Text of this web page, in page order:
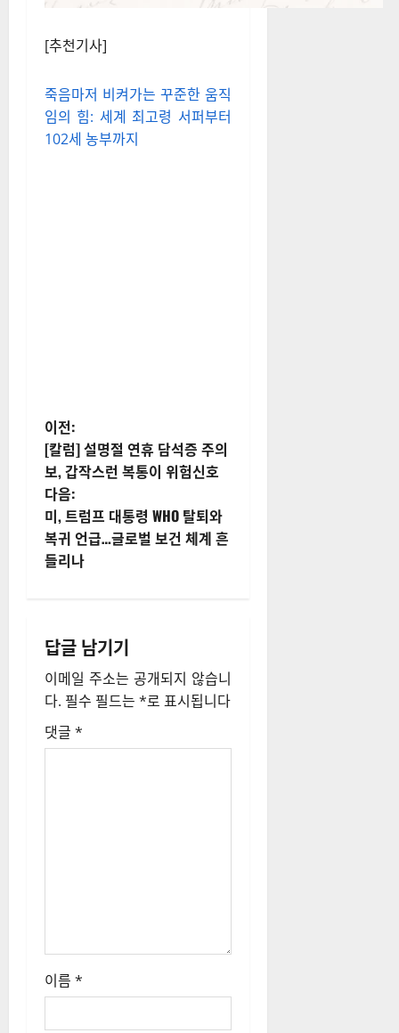
[추천기사]
죽음마저 비켜가는 꾸준한 움직
임의 힘: 세계 최고령 서퍼부터
102세 농부까지
게
시
물
내
이
션
이전:
[칼럼] 설명절 연휴 담석증 주의
보, 갑작스런 복통이 위험신호
다음:
미, 트럼프 대통령 WHO 탈퇴와
복귀 언급…글로벌 보건 체계 흔
들리나
답글 남기기
이메일 주소는 공개되지 않습니
다. 필수 필드는 *로 표시됩니다
댓글 *
이름 *